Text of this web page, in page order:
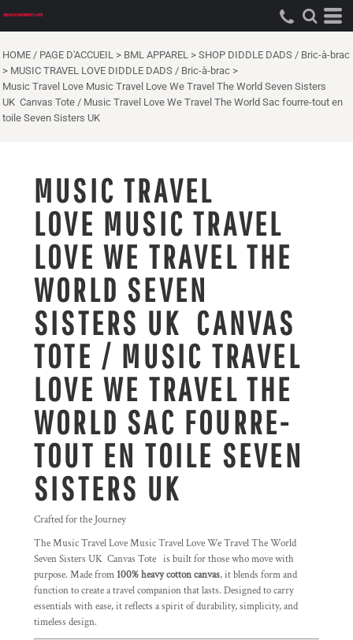
HOME / PAGE D'ACCUEIL > BML APPAREL > SHOP DIDDLE DADS / Bric-à-brac
> MUSIC TRAVEL LOVE DIDDLE DADS / Bric-à-brac >
Music Travel Love Music Travel Love We Travel The World Seven Sisters
UK Canvas Tote / Music Travel Love We Travel The World Sac fourre-tout en
toile Seven Sisters UK
MUSIC TRAVEL
LOVE MUSIC TRAVEL
LOVE WE TRAVEL THE
WORLD SEVEN
SISTERS UK CANVAS
TOTE / MUSIC TRAVEL
LOVE WE TRAVEL THE
WORLD SAC FOURRE-
TOUT EN TOILE SEVEN
SISTERS UK
Crafted for the Journey
The Music Travel Love Music Travel Love We Travel The World
Seven Sisters UK Canvas Tote is built for those who move with
purpose. Made from 100% heavy cotton canvas, it blends form and
function to create a travel companion that lasts. Designed to carry
essentials with ease, it reflects a spirit of durability, simplicity, and
timeless design.